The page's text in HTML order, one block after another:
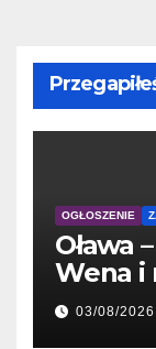
OGŁOSZENIE
Oława
Wena i
03/08/2026